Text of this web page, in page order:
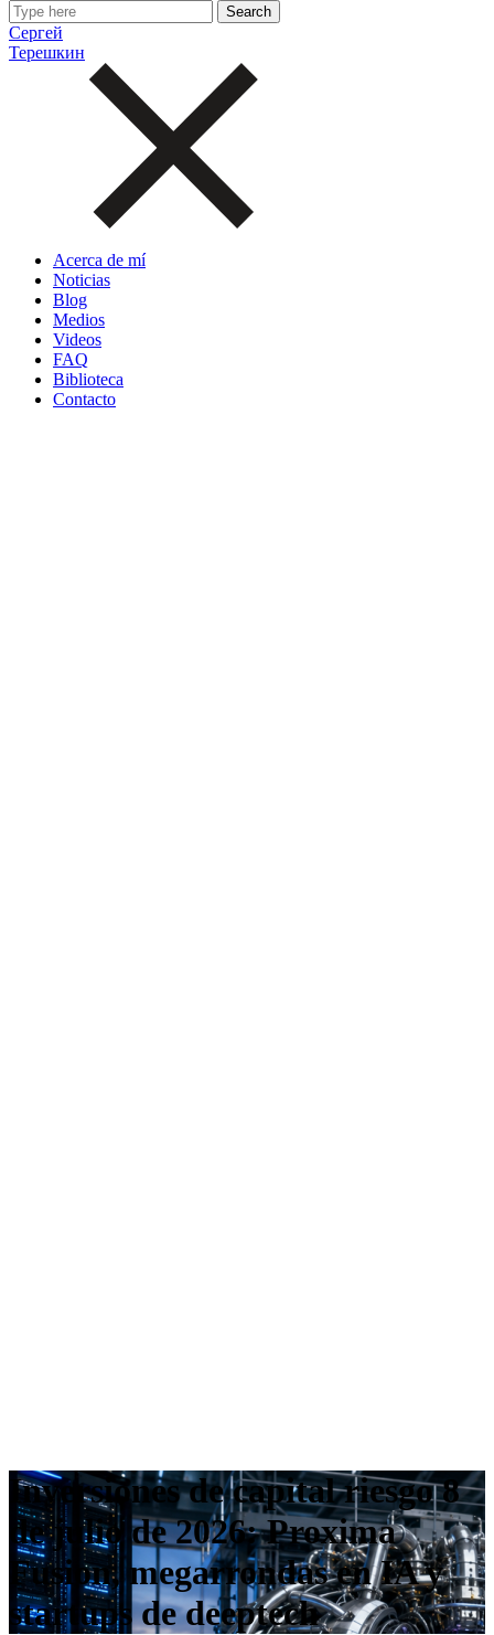
Сергей
Терешкин
Acerca de mí
Noticias
Blog
Medios
Videos
FAQ
Biblioteca
Contacto
Inversiones de capital riesgo 8
de julio de 2026: Proxima
Fusion, megarrondas en IA y
startups de deeptech